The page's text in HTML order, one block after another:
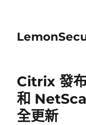
Citrix 發
和
全更新